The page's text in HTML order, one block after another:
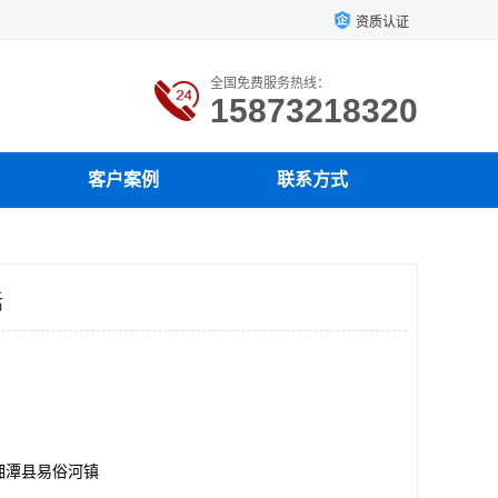
资质认证
全国免费服务热线：
15873218320
客户案例 联系方式
潭县易俗河镇